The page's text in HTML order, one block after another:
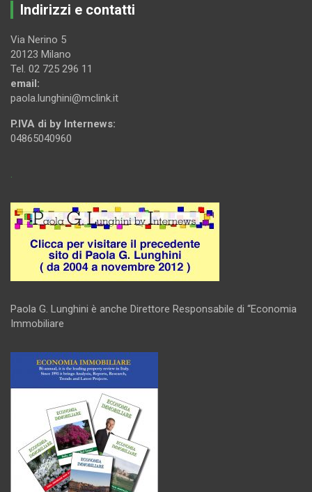
Indirizzi e contatti
Via Nerino 5
20123 Milano
Tel. 02 725 296 11
email:
paola.lunghini@mclink.it
P.IVA di by Internews:
04865040960
.
Paola G. Lunghini è anche Direttore Responsabile di “Economia
Immobiliare